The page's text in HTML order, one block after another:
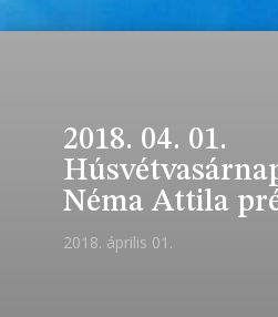
2018. 04. 01.
Néma Attila
2018. április 01.